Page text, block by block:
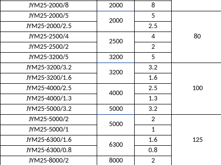
JYM25-2000/8
2000
8
JYM25-2000/5
2000
5
80
JYM25-2000/2.5
2.5
JYM25-2500/4
2500
4
JYM25-2500/2
2
JYM25-3200/5
3200
5
JYM25-3200/3.2
3200
3.2
100
JYM25-3200/1.6
1.6
JYM25-4000/2.5
4000
2.5
JYM25-4000/1.3
1.3
JYM25-5000/3.2
5000
3.2
JYM25-5000/2
5000
2
125
JYM25-5000/1
1
JYM25-6300/1.6
6300
1.6
JYM25-6300/0.8
0.8
JYM25-8000/2
8000
2